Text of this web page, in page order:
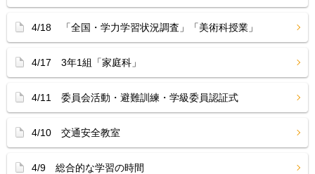
4/18 「全国・学力学習状況調査」「美術科授業」
4/17 3年1組「家庭科」
4/11 委員会活動・避難訓練・学級委員認証式
4/10 交通安全教室
4/9 総合的な学習の時間